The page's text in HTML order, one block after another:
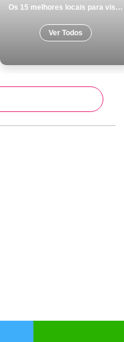
Os 15 melhores locais para visitar em Braga
Ver Todos